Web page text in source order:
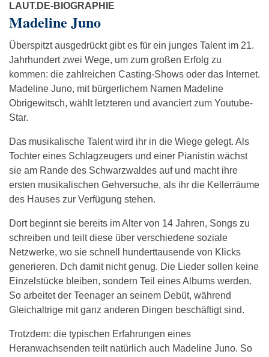
LAUT.DE-BIOGRAPHIE
Madeline Juno
Überspitzt ausgedrückt gibt es für ein junges Talent im 21.
Jahrhundert zwei Wege, um zum großen Erfolg zu
kommen: die zahlreichen Casting-Shows oder das Internet.
Madeline Juno, mit bürgerlichem Namen Madeline
Obrigewitsch, wählt letzteren und avanciert zum Youtube-
Star.
Das musikalische Talent wird ihr in die Wiege gelegt. Als
Tochter eines Schlagzeugers und einer Pianistin wächst
sie am Rande des Schwarzwaldes auf und macht ihre
ersten musikalischen Gehversuche, als ihr die Kellerräume
des Hauses zur Verfügung stehen.
Dort beginnt sie bereits im Alter von 14 Jahren, Songs zu
schreiben und teilt diese über verschiedene soziale
Netzwerke, wo sie schnell hunderttausende von Klicks
generieren. Dch damit nicht genug. Die Lieder sollen keine
Einzelstücke bleiben, sondern Teil eines Albums werden.
So arbeitet der Teenager an seinem Debüt, während
Gleichaltrige mit ganz anderen Dingen beschäftigt sind.
Trotzdem: die typischen Erfahrungen eines
Heranwachsenden teilt natürlich auch Madeline Juno. So